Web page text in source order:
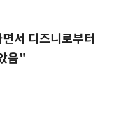
서 디즈니로부터
음"